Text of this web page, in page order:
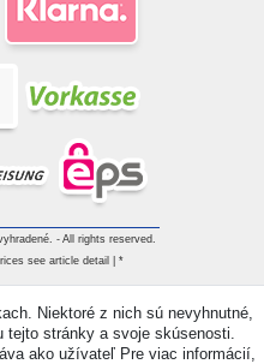
- All rights reserved.
see article detail | *
Niektoré z nich sú nevyhnutné,
tejto stránky a svoje skúsenosti.
ako užívateľ Pre viac informácií,
here Kontakt